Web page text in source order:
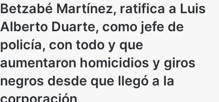
Betzabé Martínez, ratifica a Luis
Alberto Duarte, como jefe de
policía, con todo y que
aumentaron homicidios y giros
negros desde que llegó a la